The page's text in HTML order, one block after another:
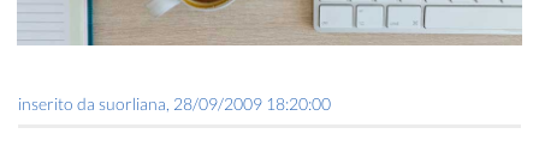
inserito da suorliana 28/09/2009 18:20:00